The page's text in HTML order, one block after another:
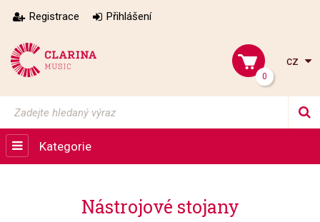
Registrace Přihlášení
0
cz
Kategorie
Nástrojové stojany